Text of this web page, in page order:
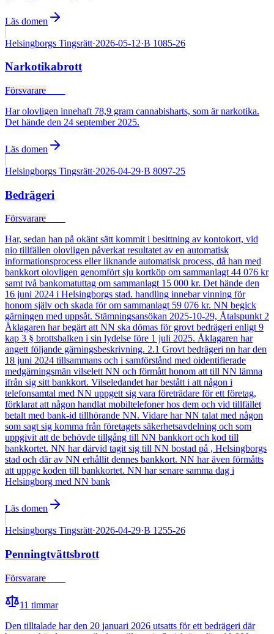
Läs domen
Helsingborgs Tingsrätt·2026-05-12·B 1085-26
Narkotikabrott
Försvarare
Har olovligen innehaft 78,9 gram cannabisharts, som är narkotika.
Det hände den 24 september 2025.
Läs domen
Helsingborgs Tingsrätt·2026-04-29·B 8097-25
Bedrägeri
Försvarare
Har, sedan han på okänt sätt kommit i besittning av kontokort, vid
nio tillfällen olovligen påverkat resultatet av en automatisk
informationsprocess eller liknande automatisk process, då han med
bankkort olovligen genomfört sju kortköp om sammanlagt 44 076 kr
samt två bankomatuttag om sammanlagt 15 000 kr. Det hände den
16 juni 2024 i Helsingborgs stad. handling innebar vinning för
honom själv och skada för om sammanlagt 59 076 kr. NN begick
gärningen med uppsåt. Stämningsansökan 2025-10-29, Åtalspunkt 2
Åklagaren har begärt att NN ska dömas för grovt bedrägeri enligt 9
kap 3 § brottsbalken i sin lydelse före 1 juli 2025. Åklagaren har
angett följande gärningsbeskrivning. 2.1 Grovt bedrägeri nn har den
18 juni 2024 tillsammans och i samförstånd med oidentifierade
medgärningsmän vilselett NN och förmått honom att till NN lämna
ifrån sig sitt bankkort. Vilseledandet har bestått i att någon i
telefonsamtal med NN uppgett sig vara företrädare för ett företag,
förklarat att någon handlat mobiltelefoner hos dem och vid tillfället
betalt med bank-id tillhörande NN. Vidare har NN talat med någon
som sagt sig komma från företagets säkerhetsavdelning och som
uppgivit att de behövde tillgång till NN bankkort och kod till
bankkortet. NN har därvid tagit sig till NN bostad på , Helsingborgs
stad och där av NN erhållit dennes bankkort. NN har även förmåtts
att uppge koden till bankkortet. NN har senare samma dag i
Helsingborg med NN bank
Läs domen
Helsingborgs Tingsrätt·2026-04-29·B 1255-26
Penningtvättsbrott
Försvarare
11 timmar
Den tilltalade har den 20 januari 2026 utsatts för ett bedrägeri där